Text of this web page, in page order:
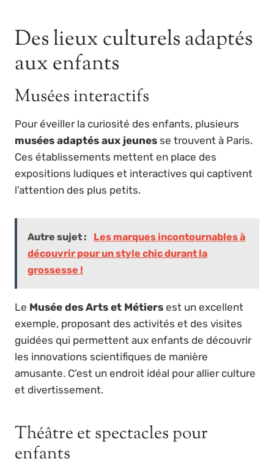
Des lieux culturels adaptés
aux enfants
Musées interactifs
Pour éveiller la curiosité des enfants, plusieurs
musées adaptés aux jeunes se trouvent à Paris.
Ces établissements mettent en place des
expositions ludiques et interactives qui captivent
l’attention des plus petits.
Autre sujet :
Les marques incontournables à
découvrir pour un style chic durant la
grossesse !
Le Musée des Arts et Métiers est un excellent
exemple, proposant des activités et des visites
guidées qui permettent aux enfants de découvrir
les innovations scientifiques de manière
amusante. C’est un endroit idéal pour allier culture
et divertissement.
Théâtre et spectacles pour
enfants